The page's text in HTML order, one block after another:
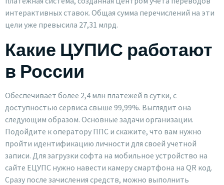
интерактивных ставок. Общая сумма перечислений на эти
цели уже превысила 27,31 млрд.
Какие ЦУПИС работают
в России
Обеспечивает более 2,4 млн платежей в сутки, с
доступностью сервиса свыше 99,99%. Выглядит она
следующим образом. Основные задачи организации.
Подойдите к оператору ППС и скажите, что вам нужно
пройти идентификацию личности для своей учетной
записи. Для загрузки софта на мобильное устройство на
сайте ЕЦУПС нужно навести камеру смартфона на QR код.
Сразу после зачисления средств, можно выполнить